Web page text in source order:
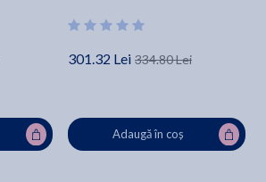
301.32 Lei 334.80 Lei
Adaugă în coș